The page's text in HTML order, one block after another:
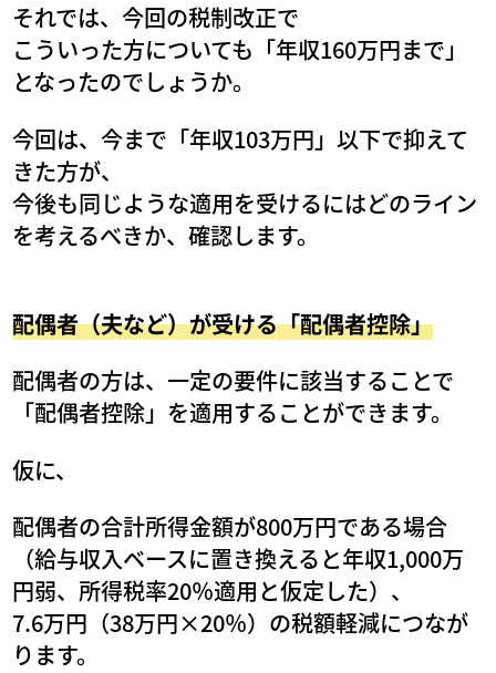
それでは、今回の税制改正で
こういった方についても「年収160万円まで」
となったのでしょうか。
今回は、今まで「年収103万円」以下で抑えて
きた方が、
今後も同じような適用を受けるにはどのライン
を考えるべきか、確認します。
配偶者（夫など）が受ける「配偶者控除」
配偶者の方は、一定の要件に該当することで
「配偶者控除」を適用することができます。
仮に、
配偶者の合計所得金額が800万円である場合
（給与収入ベースに置き換えると年収1,000万
円弱、所得税率20％適用と仮定した）、
7.6万円（38万円×20％）の税額軽減につなが
ります。